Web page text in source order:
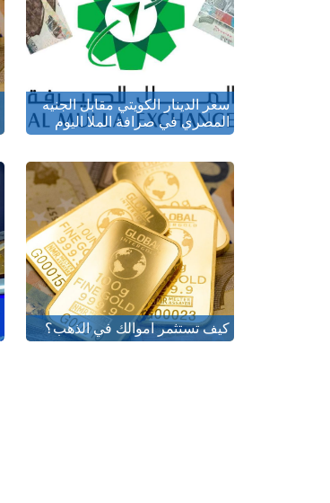
سعر الدينار الكويتي مقابل الجنيه
المصري في صرافة الملا اليوم
كيف تستثمر اموالك في الذهب؟